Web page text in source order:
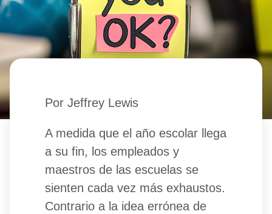
Por Jeffrey Lewis
A medida que el año escolar llega
a su fin, los empleados y
maestros de las escuelas se
sienten cada vez más exhaustos.
Contrario a la idea errónea de